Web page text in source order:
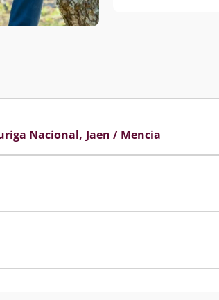
fra Douro D.O.
Nacional Jaen / Mencia